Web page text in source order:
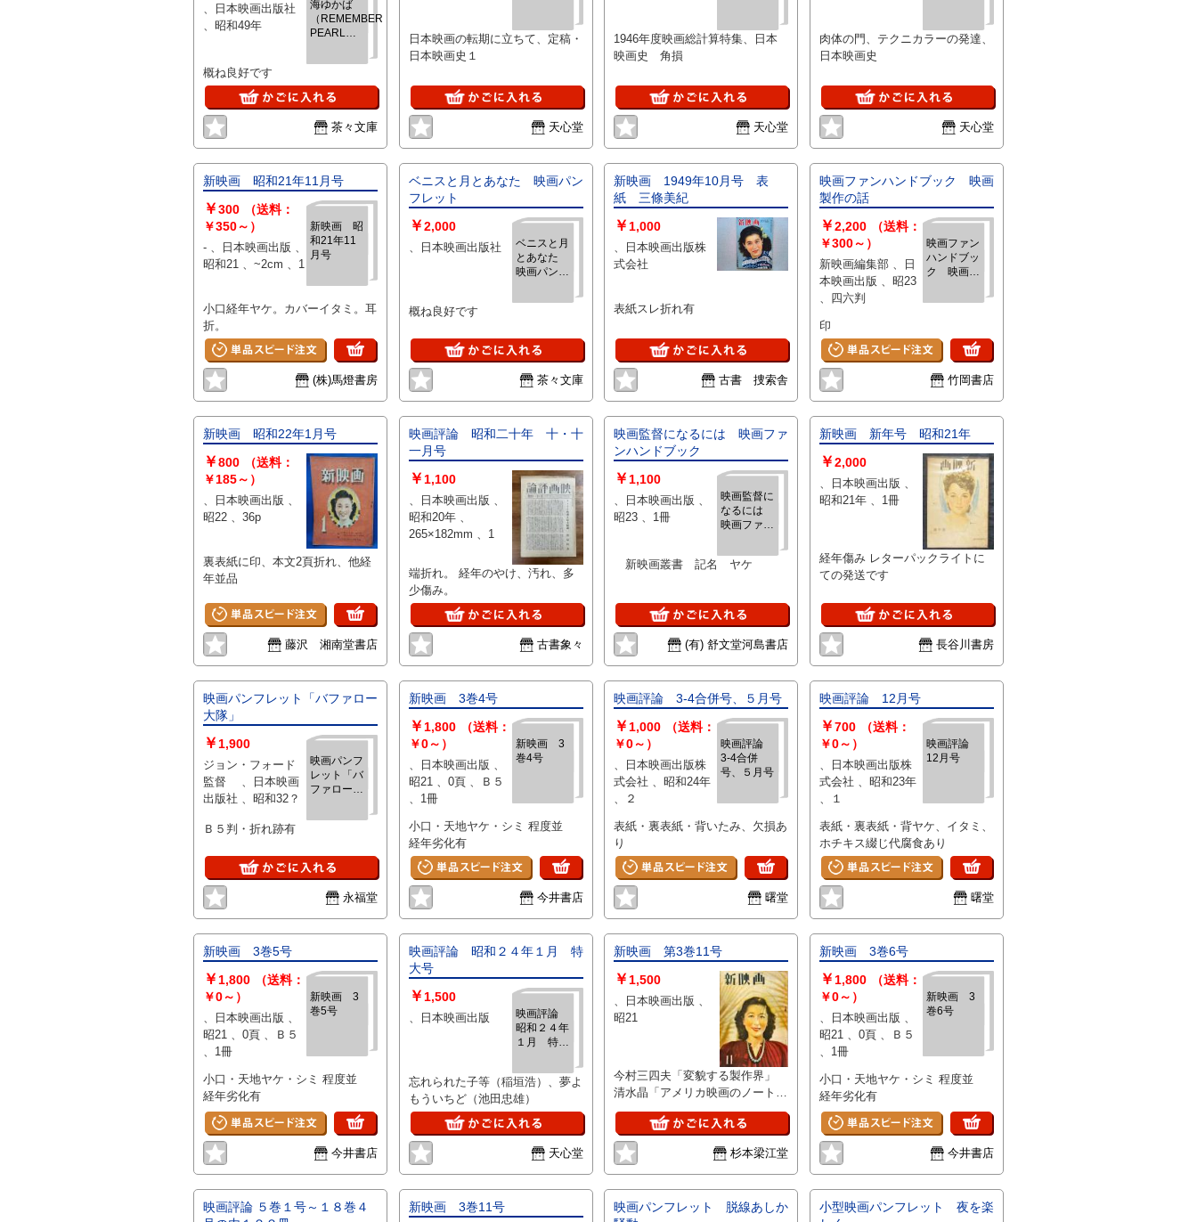
海ゆかば
（REMEMBER
PEARL
映画パンフレ
、日本映画出版社
、昭和49年
概ね良好です
茶々文庫
日本映画の転期に立ちて、定稿・
日本映画史１
天心堂
1946年度映画総計算特集、日本
映画史 角損
天心堂
肉体の門、テクニカラーの発達、
日本映画史
天心堂
新映画 昭和21年11月号
新映画 昭
和21年11
月号
￥300
（送料：
￥350～）
- 、日本映画出版 、
昭和21 、~2cm 、1
小口経年ヤケ。カバーイタミ。耳
折。
(株)馬燈書房
ベニスと月とあなた 映画パン
フレット
ベニスと月
とあなた
映画パンフ
￥2,000
、日本映画出版社
概ね良好です
茶々文庫
新映画 1949年10月号 表
紙 三條美紀
￥1,000
、日本映画出版株
式会社
表紙スレ折れ有
古書 捜索舎
映画ファンハンドブック 映画
製作の話
映画ファン
ハンドブッ
ク 映画製
￥2,200
（送料：
￥300～）
新映画編集部 、日
本映画出版 、昭23
、四六判
印
竹岡書店
新映画 昭和22年1月号
￥800
（送料：
￥185～）
、日本映画出版 、
昭22 、36p
裏表紙に印、本文2頁折れ、他経
年並品
藤沢 湘南堂書店
映画評論 昭和二十年 十・十
一月号
￥ 1,100
、日本映画出版 、
昭和20年 、
265×182mm 、1
端折れ。 経年のやけ、汚れ、多
少傷み。
古書象々
映画監督になるには 映画ファ
ンハンドブック
映画監督に
なるには
映画ファン
ク
￥1,100
、日本映画出版 、
昭23 、1冊
新映画叢書 記名 ヤケ
(有) 舒文堂河島書店
新映画 新年号 昭和21年
￥2,000
、日本映画出版 、
昭和21年 、1冊
経年傷み レターパックライトに
ての発送です
長谷川書房
映画パンフレット「バファロー
大隊」
映画パンフ
レット「バ
ファロー大
￥ 1,900
ジョン・フォード
監督 、日本映画
出版社 、昭和32？
Ｂ５判・折れ跡有
永福堂
新映画 3巻4号
新映画 3
巻4号
￥ 1,800
（送料：
￥0～）
、日本映画出版 、
昭21 、0頁 、Ｂ５
、1冊
小口・天地ヤケ・シミ 程度並
経年劣化有
今井書店
映画評論 3-4合併号、５月号
映画評論
3-4合併
号、５月号
￥1,000
（送料：
￥0～）
、日本映画出版株
式会社 、昭和24年
、２
表紙・裏表紙・背いたみ、欠損あ
り
曙堂
映画評論 12月号
映画評論
12月号
￥700
（送料：
￥0～）
、日本映画出版株
式会社 、昭和23年
、１
表紙・裏表紙・背ヤケ、イタミ、
ホチキス綴じ代腐食あり
曙堂
新映画 3巻5号
新映画 3
巻5号
￥ 1,800
（送料：
￥0～）
、日本映画出版 、
昭21 、0頁 、Ｂ５
、1冊
小口・天地ヤケ・シミ 程度並
経年劣化有
今井書店
映画評論 昭和２４年１月 特
大号
映画評論
昭和２４年
１月 特大
￥ 1,500
、日本映画出版
忘れられた子等（稲垣浩）、夢よ
もういちど（池田忠雄）
天心堂
新映画 第3巻11号
￥1,500
、日本映画出版 、
昭21
今村三四夫「変貌する製作界」
清水晶「アメリカ映画のノート」
ほか
杉本梁江堂
新映画 3巻6号
新映画 3
巻6号
￥ 1,800
（送料：
￥0～）
、日本映画出版 、
昭21 、0頁 、Ｂ５
、1冊
小口・天地ヤケ・シミ 程度並
経年劣化有
今井書店
映画評論 ５巻１号～１８巻４
新映画 3巻11号
映画パンフレット 脱線あしか
小型映画パンフレット 夜を楽